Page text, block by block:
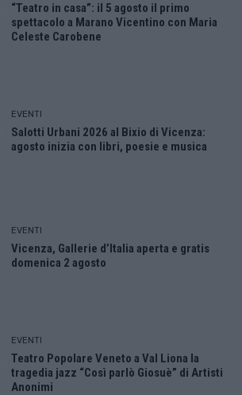
“Teatro in casa”: il 5 agosto il primo
spettacolo a Marano Vicentino con Maria
Celeste Carobene
EVENTI
Salotti Urbani 2026 al Bixio di Vicenza:
agosto inizia con libri, poesie e musica
EVENTI
Vicenza, Gallerie d’Italia aperta e gratis
domenica 2 agosto
EVENTI
Teatro Popolare Veneto a Val Liona la
tragedia jazz “Così parlò Giosuè” di Artisti
Anonimi